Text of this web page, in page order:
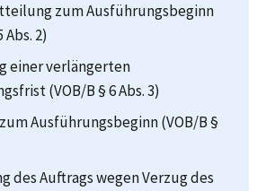
zum Ausführungsbeginn
Abs. 2)
einer verlängerten
(VOB/B § 6 Abs. 3)
Ausführungsbeginn (VOB/B §
des Auftrags wegen Verzug des